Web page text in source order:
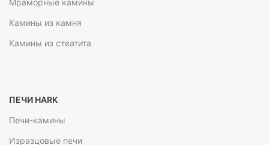
Камины из камня
Камины из стеатита
ПЕЧИ HARK
Печи-камины
Изразцовые печи